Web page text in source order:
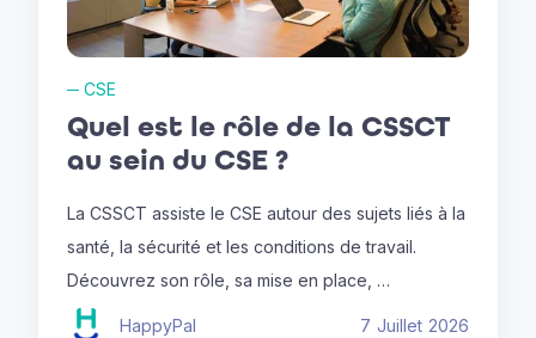
─ CSE
Quel est le rôle de la CSSCT
au sein du CSE ?
La CSSCT assiste le CSE autour des sujets liés à la
santé, la sécurité et les conditions de travail.
Découvrez son rôle, sa mise en place, …
HappyPal 7 Juillet 2026